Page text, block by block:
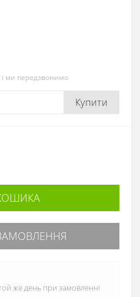
ми передзвонимо
Купити
же день при замовленні